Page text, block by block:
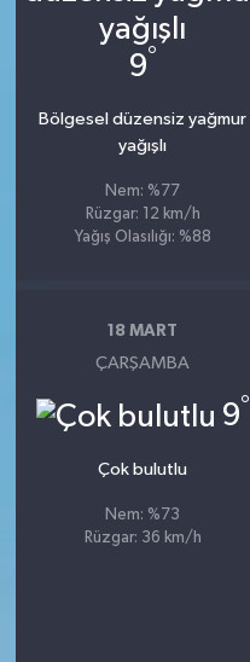
9°
Bölgesel düzensiz yağmur
yağışlı
Nem: %77
Rüzgar: 12 km/h
Yağış Olasılığı: %88
18 MART
ÇARŞAMBA
9°
Çok bulutlu
Nem: %73
Rüzgar: 36 km/h